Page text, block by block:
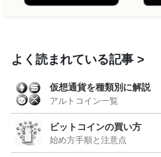
よく読まれている記事
仮想通貨を種類別に解説
アルトコイン一覧
ビットコインの買い方
始め方手順と注意点